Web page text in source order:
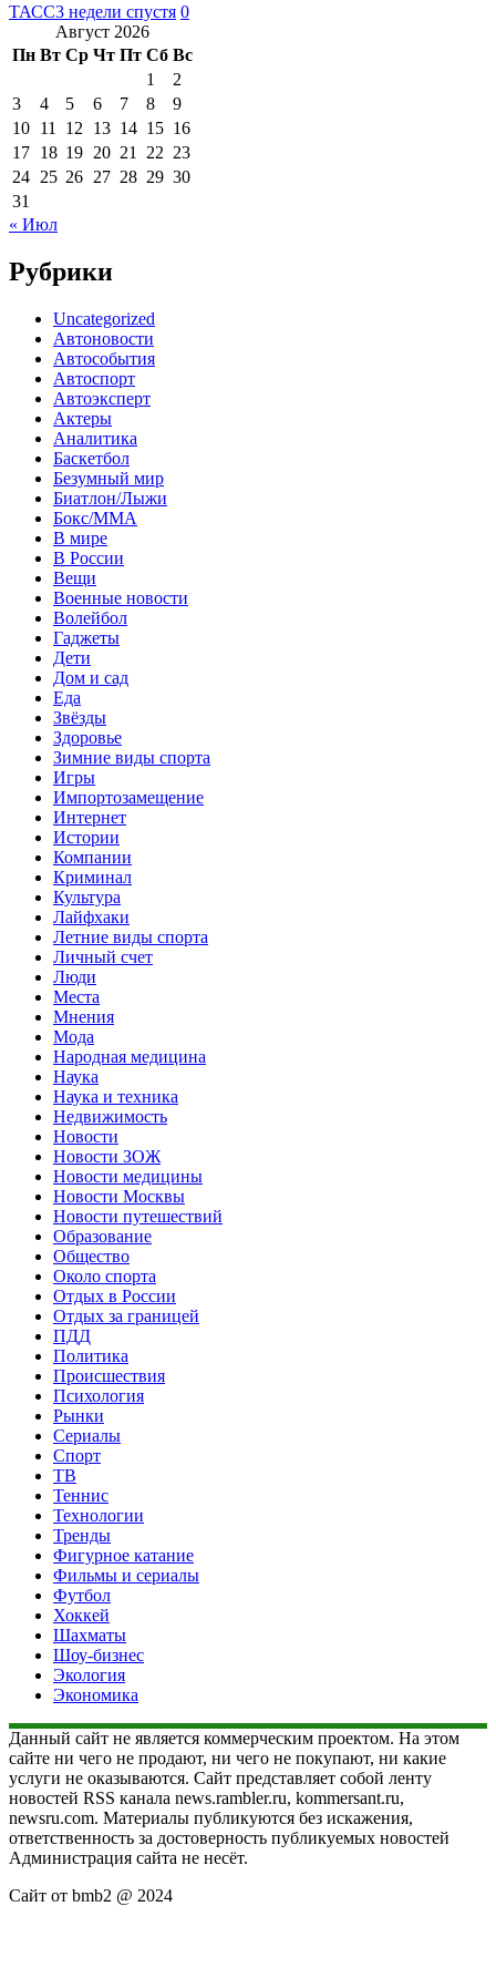
ТАСС3 недели спустя 0
Август 2026
Пн Вт Ср Чт Пт Сб Вс
1
2
3
4 5 6 7 8
9
10 11 12 13 14 15 16
17 18 19 20 21 22 23
24 25 26 27 28 29 30
31
« Июл
Рубрики
Uncategorized
Автоновости
Автособытия
Автоспорт
Автоэксперт
Актеры
Аналитика
Баскетбол
Безумный мир
Биатлон/Лыжи
Бокс/MMA
В мире
В России
Вещи
Военные новости
Волейбол
Гаджеты
Дети
Дом и сад
Еда
Звёзды
Здоровье
Зимние виды спорта
Игры
Импортозамещение
Интернет
Истории
Компании
Криминал
Культура
Лайфхаки
Летние виды спорта
Личный счет
Люди
Места
Мнения
Мода
Народная медицина
Наука
Наука и техника
Недвижимость
Новости
Новости ЗОЖ
Новости медицины
Новости Москвы
Новости путешествий
Образование
Общество
Около спорта
Отдых в России
Отдых за границей
ПДД
Политика
Происшествия
Психология
Рынки
Сериалы
Спорт
ТВ
Теннис
Технологии
Тренды
Фигурное катание
Фильмы и сериалы
Футбол
Хоккей
Шахматы
Шоу-бизнес
Экология
Экономика
Данный сайт не является коммерческим проектом. На этом
сайте ни чего не продают, ни чего не покупают, ни какие
услуги не оказываются. Сайт представляет собой ленту
новостей RSS канала news.rambler.ru, kommersant.ru,
newsru.com. Материалы публикуются без искажения,
ответственность за достоверность публикуемых новостей
Администрация сайта не несёт.
Сайт от bmb2 @ 2024